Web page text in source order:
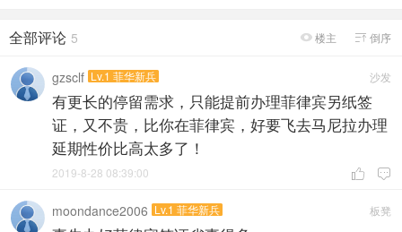
 楼主  倒序
全部评论 5
沙发
gzsclf Lv.1 菲华新兵
有更长的停留需求，只能提前办理菲律宾另纸签
证，又不贵，比你在菲律宾，好要飞去马尼拉办理
延期性价比高太多了！
 
2019-8-28 08:39:00
板凳
moondance2006 Lv.1 菲华新兵